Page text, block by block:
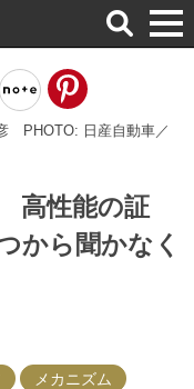
検
索
PHOTO: 日産自動車／
高性能の証
から聞かなく
メカニズム